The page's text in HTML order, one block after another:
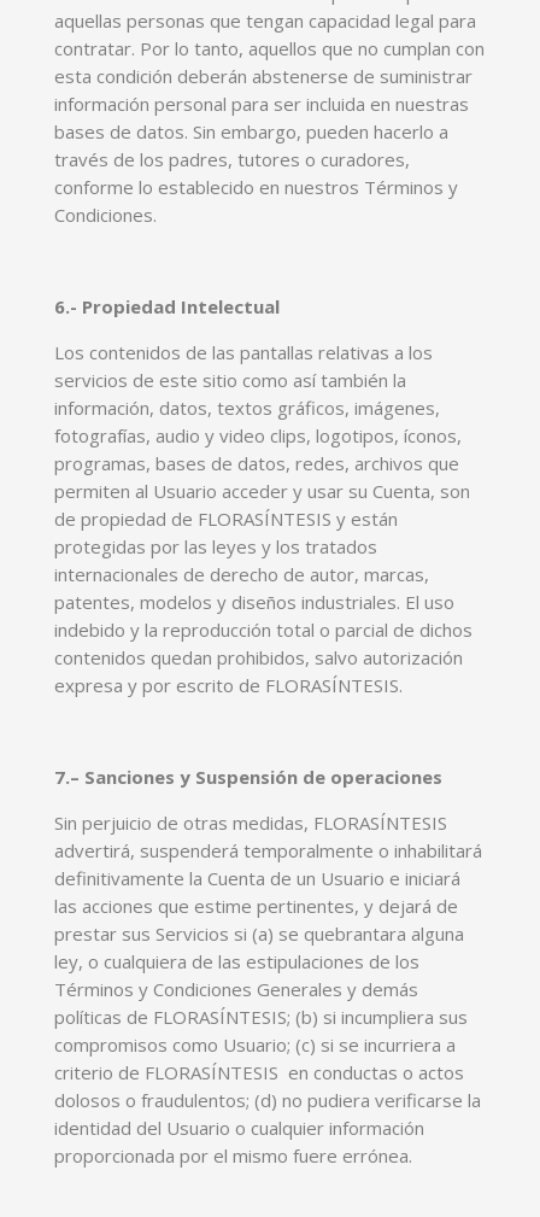
aquellas personas que tengan capacidad legal para
contratar. Por lo tanto, aquellos que no cumplan con
esta condición deberán abstenerse de suministrar
información personal para ser incluida en nuestras
bases de datos. Sin embargo, pueden hacerlo a
través de los padres, tutores o curadores,
conforme lo establecido en nuestros Términos y
Condiciones.
6.- Propiedad Intelectual
Los contenidos de las pantallas relativas a los
servicios de este sitio como así también la
información, datos, textos gráficos, imágenes,
fotografías, audio y video clips, logotipos, íconos,
programas, bases de datos, redes, archivos que
permiten al Usuario acceder y usar su Cuenta, son
de propiedad de FLORASÍNTESIS y están
protegidas por las leyes y los tratados
internacionales de derecho de autor, marcas,
patentes, modelos y diseños industriales. El uso
indebido y la reproducción total o parcial de dichos
contenidos quedan prohibidos, salvo autorización
expresa y por escrito de FLORASÍNTESIS.
7.– Sanciones y Suspensión de operaciones
Sin perjuicio de otras medidas, FLORASÍNTESIS
advertirá, suspenderá temporalmente o inhabilitará
definitivamente la Cuenta de un Usuario e iniciará
las acciones que estime pertinentes, y dejará de
prestar sus Servicios si (a) se quebrantara alguna
ley, o cualquiera de las estipulaciones de los
Términos y Condiciones Generales y demás
políticas de FLORASÍNTESIS; (b) si incumpliera sus
compromisos como Usuario; (c) si se incurriera a
criterio de FLORASÍNTESIS en conductas o actos
dolosos o fraudulentos; (d) no pudiera verificarse la
identidad del Usuario o cualquier información
proporcionada por el mismo fuere errónea.